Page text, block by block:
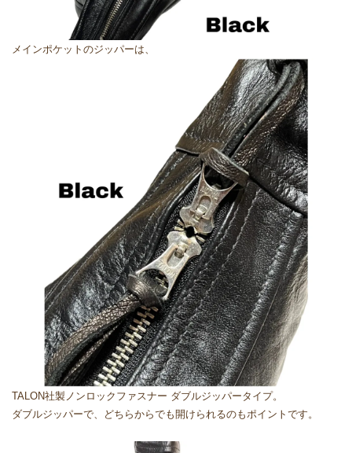
メインポケットのジッパーは、
TALON社製ノンロックファスナー ダブルジッパータイプ。
ダブルジッパーで、どちらからでも開けられるのもポイントです。